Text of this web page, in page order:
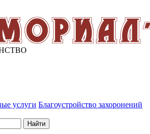
услуги Благоустройство захоронений
Найти